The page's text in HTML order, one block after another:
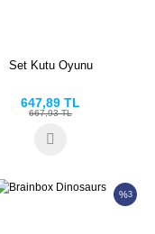
Set Kutu Oyunu
647,89 TL
667,93 TL
%3